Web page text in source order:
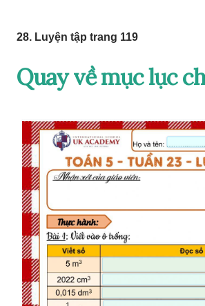
28. Luyện tập trang 119
Quay về mục lục